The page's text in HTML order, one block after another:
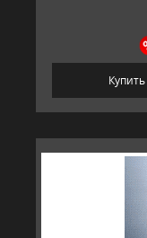
Купить